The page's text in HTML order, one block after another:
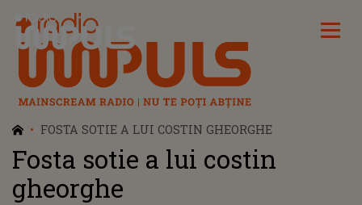
Radio Impuls
FOSTA SOTIE A LUI COSTIN GHEORGHE
Fosta sotie a lui costin
gheorghe